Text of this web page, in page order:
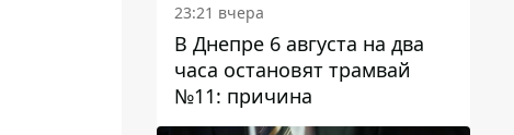
23:21 вчера
В Днепре 6 августа на два
часа остановят трамвай
№11: причина